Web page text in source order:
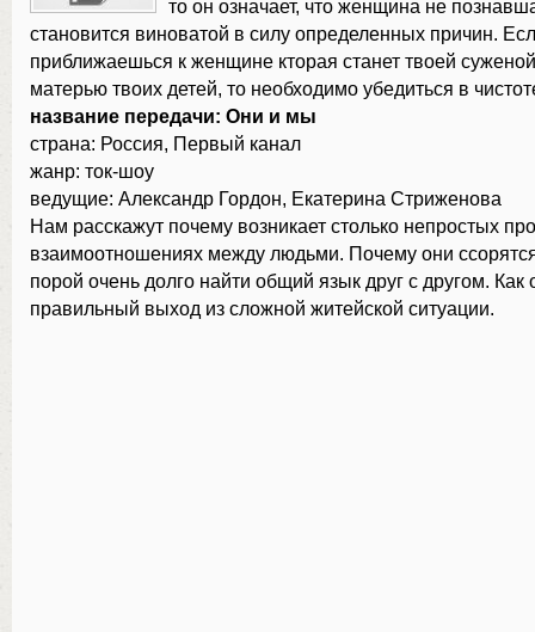
то он означает, что женщина не
становится виноватой в силу определенных причин.
приближаешься к женщине кторая станет твоей
матерью твоих детей, то необходимо убедиться в
название передачи: Они и мы
страна: Россия, Первый канал
жанр: ток-шоу
ведущие: Александр Гордон, Екатерина Стриженова
Нам расскажут почему возникает столько непростых
взаимоотношениях между людьми. Почему они
порой очень долго найти общий язык друг с другом. Как
правильный выход из сложной житейской ситуации.